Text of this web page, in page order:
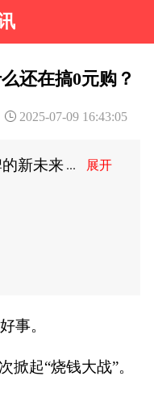
还在搞0元购？
2025-07-09 16:43:05
新未来
事。
掀起“烧钱大战”。